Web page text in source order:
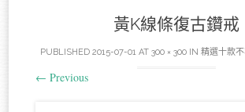
黃K線條復古鑽戒
PUBLISHED 2015-07-01AT 300 × 300IN 精選十款
← Previous